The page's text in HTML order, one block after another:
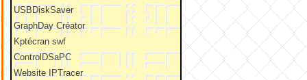
USBDiskSaver
GraphDay Créator
Kptécran swf
ControlDSaPC
Website IPTracer